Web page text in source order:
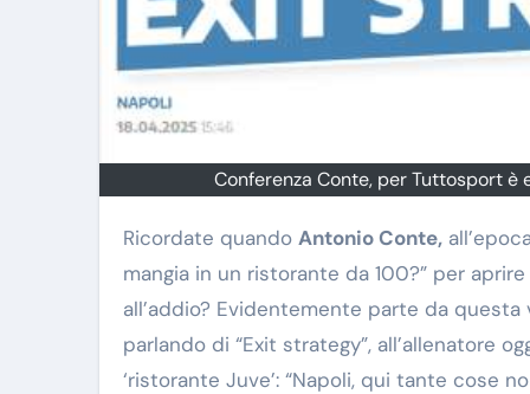
Conferenza Conte, per Tuttosport è
Ricordate quando Antonio Conte,
mangia in un ristorante da 100?” per
all’addio? Evidentemente parte da
parlando di “Exit strategy”, all’allenatore
‘ristorante Juve’: “Napoli, qui tante cose